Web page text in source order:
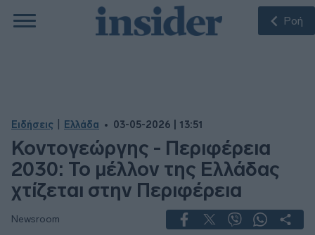
Ροή
Ειδήσεις Ελλάδα 03-05-2026 | 13:51
Κοντογεώργης - Περιφέρεια
2030: Το μέλλον της Ελλάδας
χτίζεται στην Περιφέρεια
Newsroom